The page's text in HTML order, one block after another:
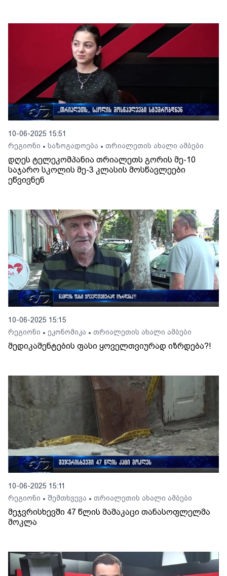
10-06-2025 15:51
რეგიონი • საზოგადოება • თრიალეთის ახალი ამბები
დღეს ტელეკომპანია თრიალეთს გორის მე-10
საჯარო სკოლის მე-3 კლასის მოსწავლეები
ეწვივნენ
10-06-2025 15:15
რეგიონი • ეკონომიკა • თრიალეთის ახალი ამბები
მედიკამენტების ფასი ყოველთვიურად იზრდება?!
10-06-2025 15:11
რეგიონი • შემთხვევა • თრიალეთის ახალი ამბები
მეჯვრისხევში 47 წლის მამაკაცი თანასოფლელმა
მოკლა